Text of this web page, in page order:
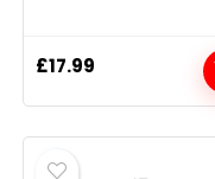
£17.99